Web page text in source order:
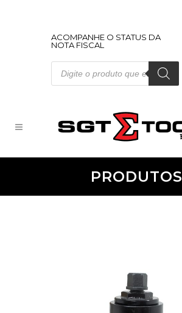
ACOMPANHE O STATUS DA
NOTA FISCAL
Pesquisar
produtos
PRODUTOS